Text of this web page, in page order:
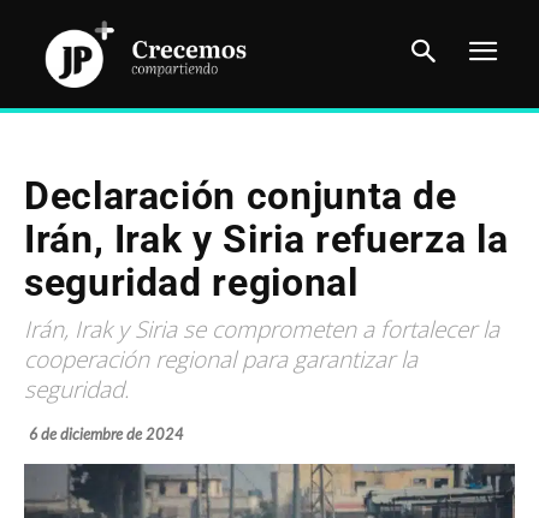
Declaración conjunta de
Irán, Irak y Siria refuerza la
seguridad regional
Irán, Irak y Siria se comprometen a fortalecer la
cooperación regional para garantizar la
seguridad.
6 de diciembre de 2024